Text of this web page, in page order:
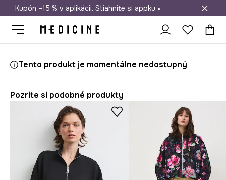
Doprava zadarmo od 50 €
Kupón –15 % v aplikácii. Stiahnite si appku »
Tento produkt je momentálne nedostupný
Pozrite si podobné produkty